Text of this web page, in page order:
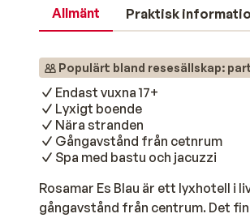
Allmänt Praktisk
Populärt bland resesällskap:
Endast vuxna 17+
Lyxigt boende
Nära stranden
Gångavstånd från cetnrum
Spa med bastu och jacuzzi
Rosamar Es Blau är ett lyxhotell i
gångavstånd från centrum. Det